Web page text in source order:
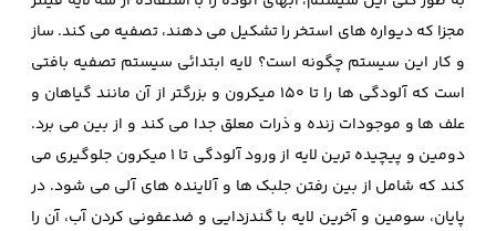
مجزا که دیواره های استخر را تشکیل می دهند، تصفیه می کند. ساز
و کار این سیستم چگونه است؟ لایه ابتدائی سیستم تصفیه بافتی
است که آلودگی ها را تا 150 میکرون و بزرگتر از آن مانند گیاهان و
علف ها و موجودات زنده و ذرات معلق جدا می کند و از بین می برد.
دومین و پیچیده ترین لایه از ورود آلودگی تا 1 میکرون جلوگیری می
کند که شامل از بین رفتن جلبک ها و آلاینده های آلی می شود. در
پایان، سومین و آخرین لایه با گندزدایی و ضدعفونی کردن آب، آن را